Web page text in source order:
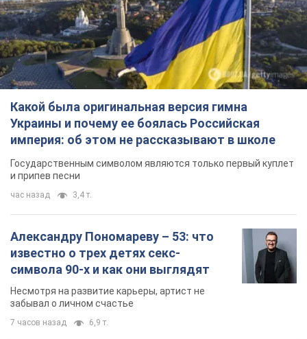
Какой была оригинальная версия гимна
Украины и почему ее боялась Российская
империя: об этом не рассказывают в школе
Государственным символом являются только первый куплет
и припев песни
час назад 3,4 т.
Александру Пономареву – 53: что
известно о трех детях секс-
символа 90-х и как они выглядят
Несмотря на развитие карьеры, артист не
забывал о личном счастье
7 часов назад 6,9 т.